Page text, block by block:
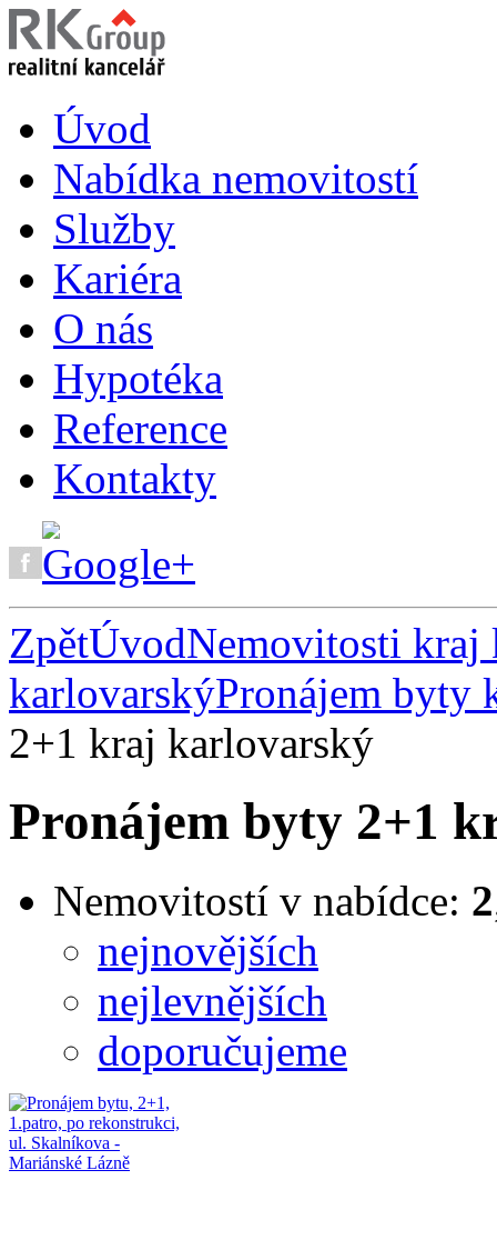
Úvod
Nabídka nemovitostí
Služby
Kariéra
O nás
Hypotéka
Reference
Kontakty
ZpětÚvodNemovitosti kraj
karlovarskýPronájem byty
2+1 kraj karlovarský
Pronájem byty 2+1
Nemovitostí v nabídce: 2
nejnovějších
nejlevnějších
doporučujeme